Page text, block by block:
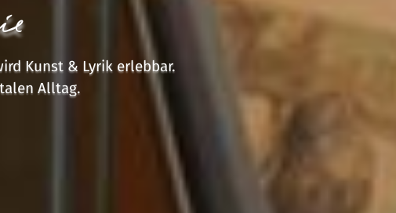
Kunst & Lyrik erlebbar.
Alltag.